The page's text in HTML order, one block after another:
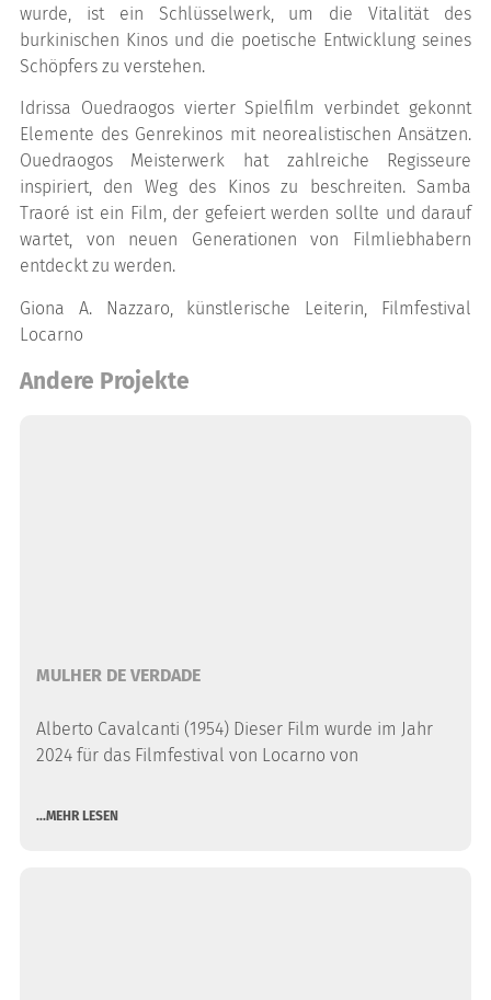
wurde, ist ein Schlüsselwerk, um die Vitalität des
burkinischen Kinos und die poetische Entwicklung seines
Schöpfers zu verstehen.
Idrissa Ouedraogos vierter Spielfilm verbindet gekonnt
Elemente des Genrekinos mit neorealistischen Ansätzen.
Ouedraogos Meisterwerk hat zahlreiche Regisseure
inspiriert, den Weg des Kinos zu beschreiten. Samba
Traoré ist ein Film, der gefeiert werden sollte und darauf
wartet, von neuen Generationen von Filmliebhabern
entdeckt zu werden.
Giona A. Nazzaro, künstlerische Leiterin, Filmfestival
Locarno
Andere Projekte
MULHER DE VERDADE
Alberto Cavalcanti (1954) Dieser Film wurde im Jahr
2024 für das Filmfestival von Locarno von
...MEHR LESEN